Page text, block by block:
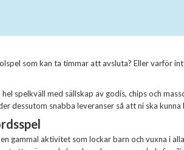
som kan ta timmar att avsluta? Eller varför
spelkväll med sällskap av godis, chips och
dessutom snabba leveranser så att ni ska
gammal aktivitet som lockar barn och vuxna i